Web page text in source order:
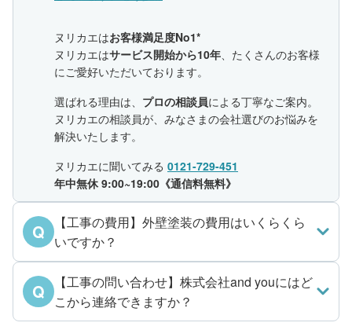
ヌリカエはお客様満足度No1*
ヌリカエはサービス開始から10年、たくさんのお客様
にご愛好いただいております。
選ばれる理由は、 プロの相談員による丁寧なご案内。
ヌリカエの相談員が、みなさまの会社選びのお悩みを
解決いたします。
ヌリカエに聞いてみる 0121-729-451
年中無休 9:00~19:00《通信料無料》
Q
【工事の費用】外壁塗装の費用はいくらくら
いですか？
Q
【工事の問い合わせ】株式会社and youにはど
こから連絡できますか？